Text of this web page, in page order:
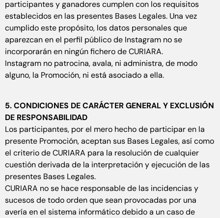
participantes y ganadores cumplen con los requisitos
establecidos en las presentes Bases Legales. Una vez
cumplido este propósito, los datos personales que
aparezcan en el perfil público de Instagram no se
incorporarán en ningún fichero de CURIARA.
Instagram no patrocina, avala, ni administra, de modo
alguno, la Promoción, ni está asociado a ella.
5. CONDICIONES DE CARÁCTER GENERAL Y EXCLUSIÓN
DE RESPONSABILIDAD
Los participantes, por el mero hecho de participar en la
presente Promoción, aceptan sus Bases Legales, así como
el criterio de CURIARA para la resolución de cualquier
cuestión derivada de la interpretación y ejecución de las
presentes Bases Legales.
CURIARA no se hace responsable de las incidencias y
sucesos de todo orden que sean provocadas por una
avería en el sistema informático debido a un caso de